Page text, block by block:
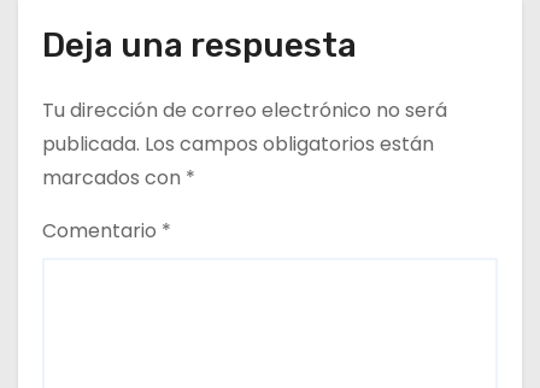
r
d
a
s
Deja una respuesta
Tu dirección de correo electrónico no será
publicada. Los campos obligatorios están
marcados con *
Comentario *